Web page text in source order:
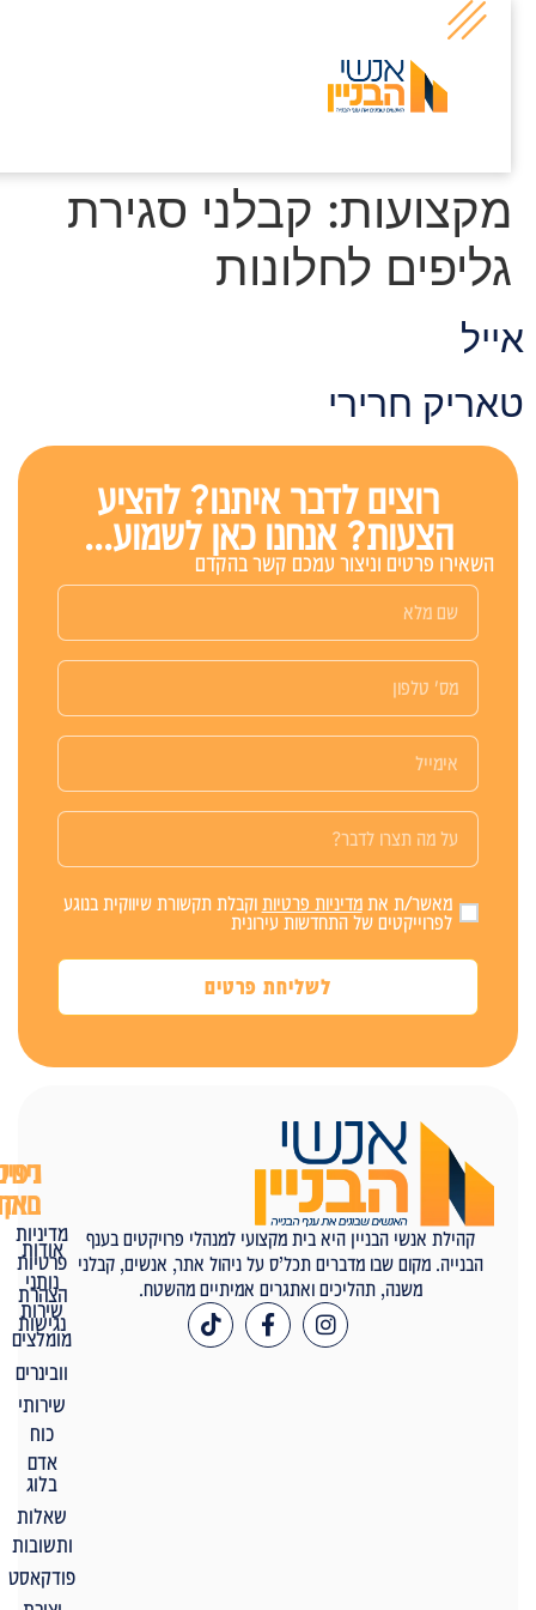
מקצועות:קבלני סגירת
גליפים לחלונות
חרירי
רוצים לדבר איתנו? להציע
הצעות? אנחנו כאן לשמוע...
השאירו פרטים וניצור עמכם קשר בהקדם
מאשר/ת אתמדיניות פרטיותוקבלת תקשורת שיווקית בנוגע
לפרוייקטים של התחדשות עירונית
לשליחת פרטים
קהילת אנשי הבניין היא בית מקצועי למנהלי פרויקטים בענף
הבנייה. מקום שבו מדברים תכל’ס על ניהול אתר, אנשים, קבלני
משנה, תהליכים ואתגרים אמיתיים מהשטח.
ניווט
באתר
אודות
נותני
שירות
מומלצים
וובינרים
שירותי
אדם
בלוג
שאלות
ותשובות
פודקאסט
דפים
חוקיים
מדיניות
פרטיות
הצהרת
נגישות